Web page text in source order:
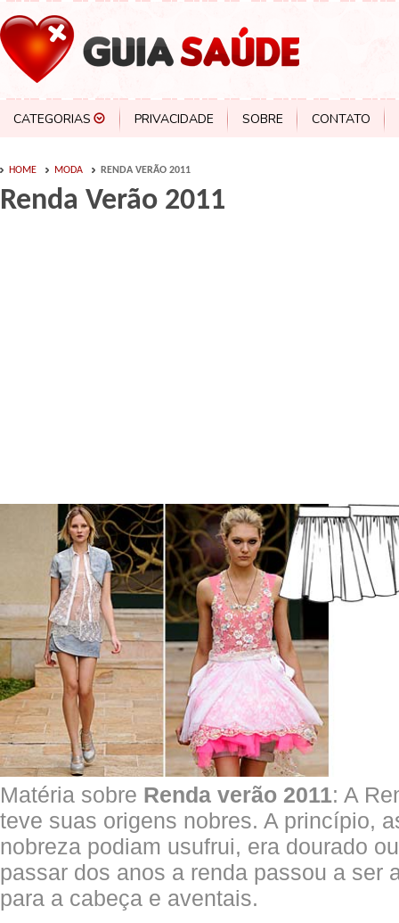
CATEGORIAS PRIVACIDADE SOBRE CONTATO
HOME MODA RENDA VERÃO 2011
Renda Verão 2011
Matéria sobre Renda verão 2011: A
teve suas origens nobres. A princípio,
nobreza podiam usufrui, era dourado
passar dos anos a renda passou a ser
para a cabeça e aventais.